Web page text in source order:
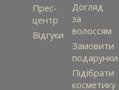
Прес-
центр
Відгуки
Догляд
за
волоссям
Замовити
подарунки
Підібрати
косметику